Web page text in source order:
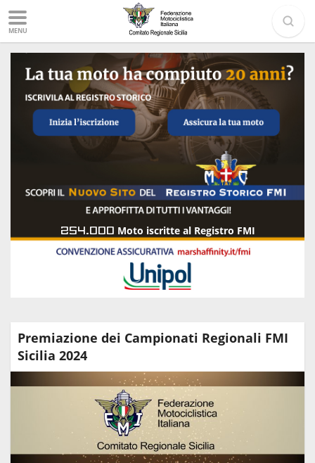
MENU
254.000 Moto iscritte al Registro FMI
Premiazione dei Campionati Regionali FMI
Sicilia 2024